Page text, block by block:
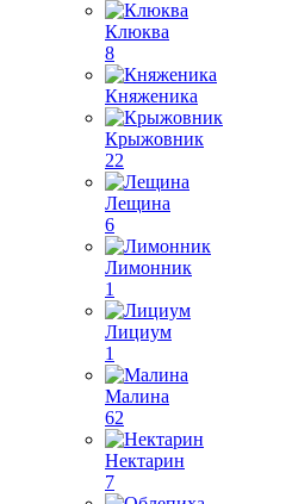
Клюква
8
Княженика
Крыжовник
22
Лещина
6
Лимонник
1
Лициум
1
Малина
62
Нектарин
7